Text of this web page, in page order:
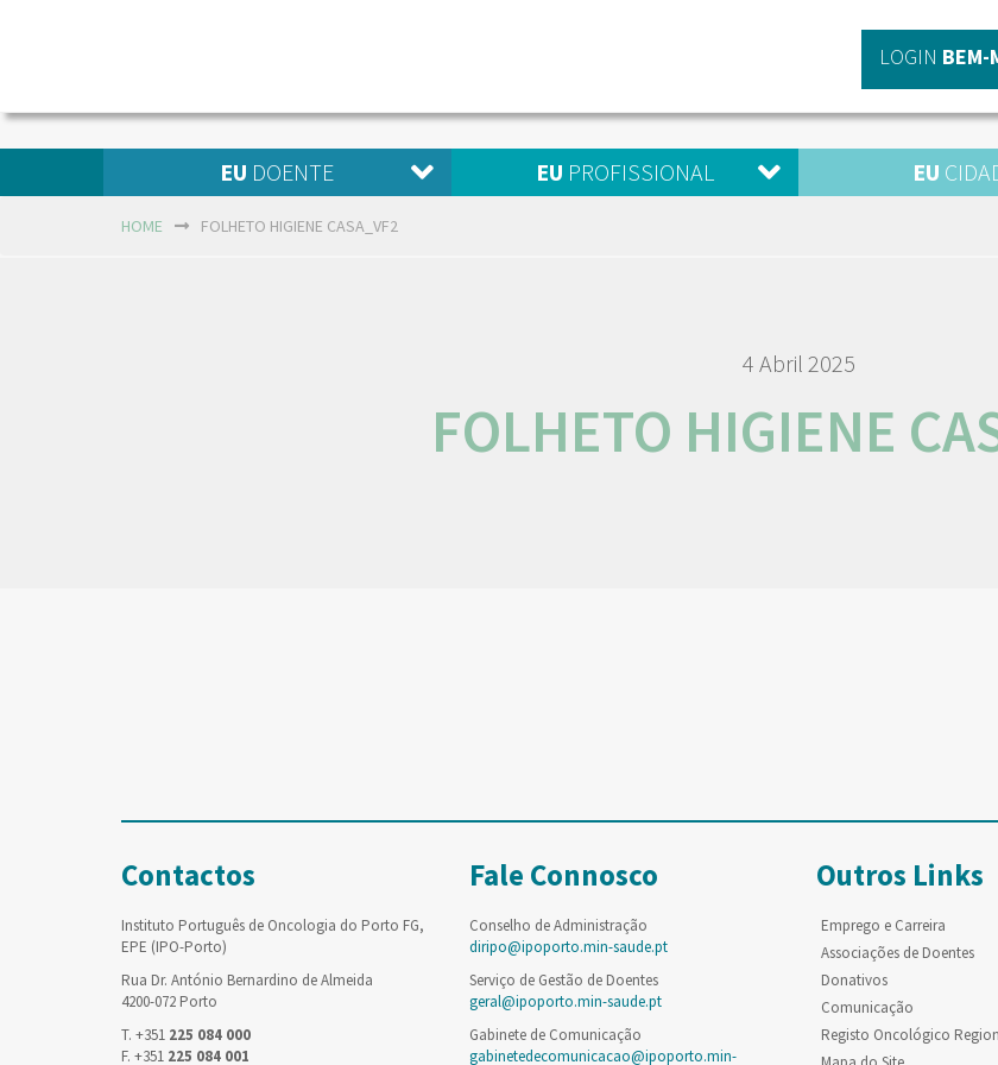
LOGIN BEM-
EU DOENTE EU PROFISSIONAL EU
HOME FOLHETO HIGIENE CASA_VF2
4 Abril 2025
FOLHETO HIGIENE
Contactos
Instituto Português de Oncologia do Porto FG,
EPE (IPO-Porto)
Rua Dr. António Bernardino de Almeida
4200-072 Porto
T. +351 225 084 000
F. +351 225 084 001
Fale Connosco
Conselho de Administração
diripo@ipoporto.min-saude.pt
Serviço de Gestão de Doentes
geral@ipoporto.min-saude.pt
Gabinete de Comunicação
gabinetedecomunicacao@ipoporto.min-
Outros Links
Emprego e Carreira
Associações de Doentes
Donativos
Comunicação
Registo Oncológico